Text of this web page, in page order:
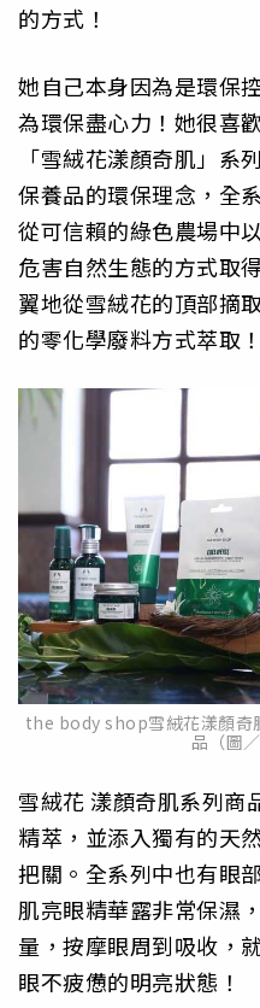
的方式！
她自己本身因為是環保
為環保盡心力！她很喜
「雪絨花漾顏奇肌」系
保養品的環保理念，全
從可信賴的綠色農場中
危害自然生態的方式取
翼地從雪絨花的頂部摘
的零化學廢料方式萃取！
the body shop雪絨花漾顏奇
品（圖
雪絨花 漾顏奇肌系列商
精萃，並添入獨有的天
把關。全系列中也有眼
肌亮眼精華露非常保濕
量，按摩眼周到吸收，
眼不疲憊的明亮狀態！